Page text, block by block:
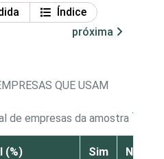
Índice
próxima
QUE USAM
de empresas da amostra 1
(%) Sim Não